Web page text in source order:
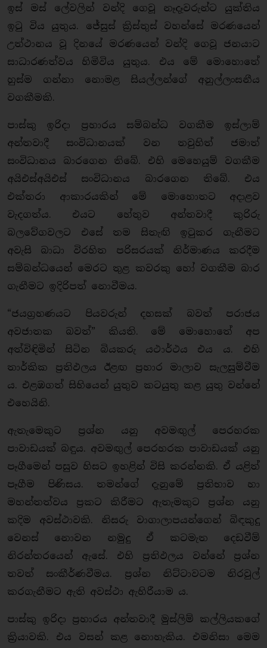
ඉස් මස් ලේවලින් වන්දි ගෙවූ නෑදෑවරුන්ට යුක්තිය
ඉටු විය යුතුය. ජේසුස් ක්‍රිස්තුස් වහන්සේ මරණයෙන්
උත්ථානය වූ දිනයේ මරණයෙන් වන්දි ගෙවූ ජනයාට
සාධාරණත්වය හිමිවිය යුතුය. එය මේ මොහොතේ
හුස්ම ගන්නා නොමළ සියල්ලන්ගේ අනුල්ලංසනීය
වගකීමකි.
පාස්කු ඉරිදා ප්‍රහාරය සම්බන්ධ වගකීම ඉස්ලාම්
අන්තවාදී සංවිධානයක් වන තවුහිත් ජමාත්
සංවිධානය බාරගෙන තිබේ. එහි මෙහෙයුම් වගකීම
අයිඑස්අයිඑස් සංවිධානය බාරගෙන තිබේ. එය
එක්තරා ආකාරයකින් මේ මොහොතට අදාළව
වැදගත්ය. එයට හේතුව අන්තවාදී කුරිරු
බලවේගවලට එසේ තම සිතැඟි ඉටුකර ගැනීමට
අවැසි බාධා විරහිත පරිසරයක් නිර්මාණය කරදීම
සම්බන්ධයෙන් මෙරට තුළ කවරකු හෝ වගකීම බාර
ගැනීමට ඉදිරිපත් නොවීමය.
“ජයග්‍රහණයට පියවරුන් දහසක් බවත් පරාජය
අවජාතක බවත්” කියති. මේ මොහොතේ අප
අත්විඳිමින් සිටින බියකරු යථාර්ථය එය ය. එහි
තාර්කික ප්‍රතිඵලය ඊළඟ ප්‍රහාර මාලාව සැලසුම්වීම
ය. එළඹගත් සිහියෙන් යුතුව කටයුතු කළ යුතු වන්නේ
එහෙයිනි.
ඇතැමෙකුට ප්‍රශ්න යනු අවමඟුල් පෙරහරක
පාවාඩයක් බඳුය. අවමඟුල් පෙරහරක පාවාඩයක් යනු
පෑගීමෙන් පසුව හිසට ඉහළින් විසි කරන්නකි. ඒ යළිත්
පෑගීම පිණිසය. තමන්ගේ දැනුමේ ප්‍රතිභාව හා
මහන්තත්වය ප්‍රකට කිරීමට ඇතැමකුට ප්‍රශ්න යනු
කදිම අවස්ථාවකි. නිසරු වාගාලාපයන්ගෙන් බිඳකුදු
වෙනස් නොවන නමුදු ඒ කටමැත දෙඩවීම්
නිරන්තරයෙන් ඇසේ. එහි ප්‍රතිඵලය වන්නේ ප්‍රශ්න
තවත් සංකීර්ණවීමය. ප්‍රශ්න නිට්ටාවටම නිරවුල්
කරගැනීමට ඇති අවස්ථා ඇහිරීයාම ය.
පාස්කු ඉරිදා ප්‍රහාරය අන්තවාදී මුස්ලිම් කල්ලියකගේ
ක්‍රියාවකි. එය වසන් කළ නොහැකිය. එමනිසා මෙම